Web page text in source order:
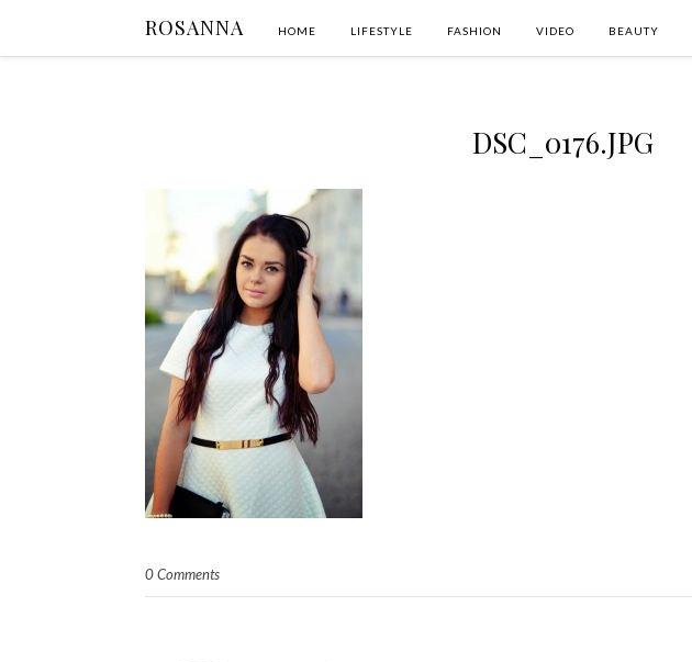
ROSANNA HOME LIFESTYLE FASHION VIDEO BEAUTY
DSC_0176.JPG
0 Comments